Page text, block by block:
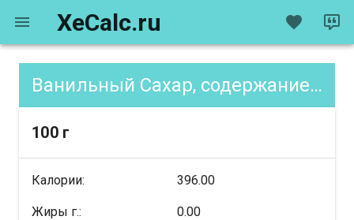
XeCalc.ru
Ванильный Сахар, содержание XE
100 г
Калории: 396.00
Жиры г.: 0.00